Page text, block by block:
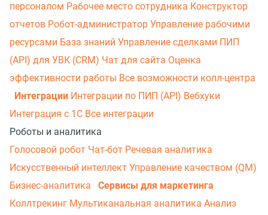
персоналом Рабочее место сотрудника Конструктор
отчетов Робот-администратор Управление рабочими
ресурсами База знаний Управление сделками ПИП
(API) для УВК (CRM) Чат для сайта Оценка
эффективности работы Все возможности колл-центра
Интеграции Интеграции по ПИП (API) Вебхуки
Интеграция с 1С Все интеграции
Роботы и аналитика
Голосовой робот Чат-бот Речевая аналитика
Искусственный интеллект Управление качеством (QM)
Бизнес-аналитика
Сервисы для маркетинга
Коллтрекинг Мультиканальная аналитика Анализ